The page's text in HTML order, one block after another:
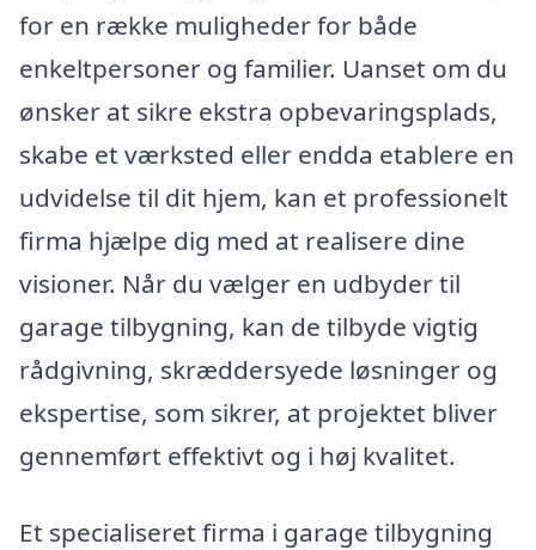
for en række muligheder for både
enkeltpersoner og familier. Uanset om du
ønsker at sikre ekstra opbevaringsplads,
skabe et værksted eller endda etablere en
udvidelse til dit hjem, kan et professionelt
firma hjælpe dig med at realisere dine
visioner. Når du vælger en udbyder til
garage tilbygning, kan de tilbyde vigtig
rådgivning, skræddersyede løsninger og
ekspertise, som sikrer, at projektet bliver
gennemført effektivt og i høj kvalitet.
Et specialiseret firma i garage tilbygning